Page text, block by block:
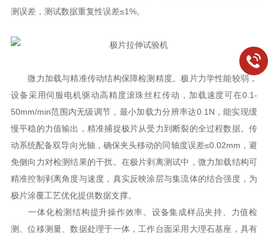
测误差，测试数据重复性误差≤1%。​
微力加载与精准传动结构保障检测精度。极片力学性能较弱，
设备采用伺服电机驱动高精度滚珠丝杠传动，加载速度可在0.1-
50mm/min范围内无级调节，最小加载力分辨率达0.1N，能实现缓
慢平稳的力值输出，精准捕捉极片从受力到断裂的全过程数据。传
动系统配备双导向光轴，确保夹头移动的同轴度误差≤0.02mm，避
免侧向力对检测结果的干扰。在极片剥离测试中，微力加载结构可
精准控制剥离角度与速度，真实反映涂层与集流体的结合强度，为
极片涂覆工艺优化提供数据支撑。​
一体化检测结构提升操作效率。设备集成样品夹持、力值检
测、位移测量、数据处理于一体，工作台面采用大理石基座，具有